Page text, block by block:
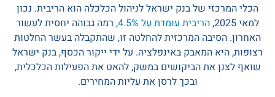
הכלי המרכזי של בנק ישראל לניהול הכלכלה הוא הריבית. נכון
למאי 2025,
הריבית עומדת על 4.5%
, רמה גבוהה יחסית לעשור
האחרון. הסיבה המרכזית להחלטה זו, שהתקבלה בעשר החלטות
רצופות, היא המאבק באינפלציה. על ידי ייקור הכסף, בנק ישראל
שואף לצנן את הביקושים במשק, להאט את הפעילות הכלכלית,
ובכך לרסן את עליות המחירים.